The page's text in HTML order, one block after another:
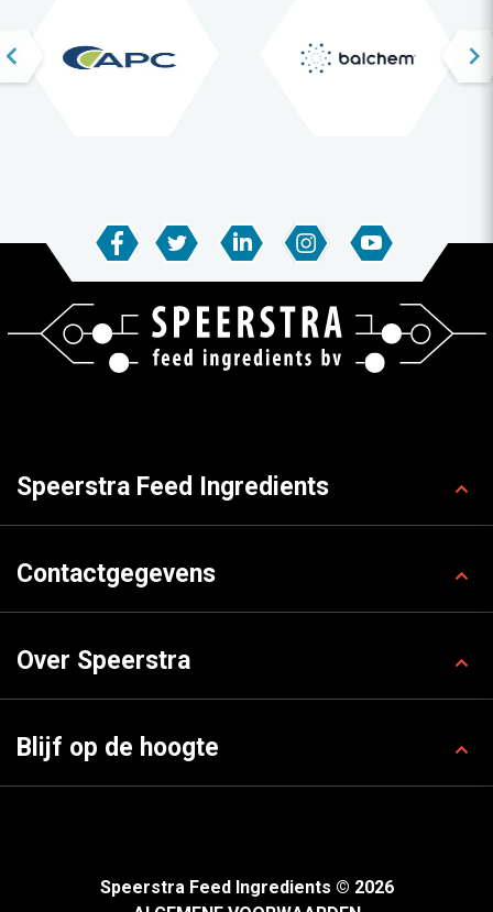
Speerstra Feed Ingredients
Contactgegevens
Over Speerstra
Blijf op de hoogte
Speerstra Feed Ingredients © 2026